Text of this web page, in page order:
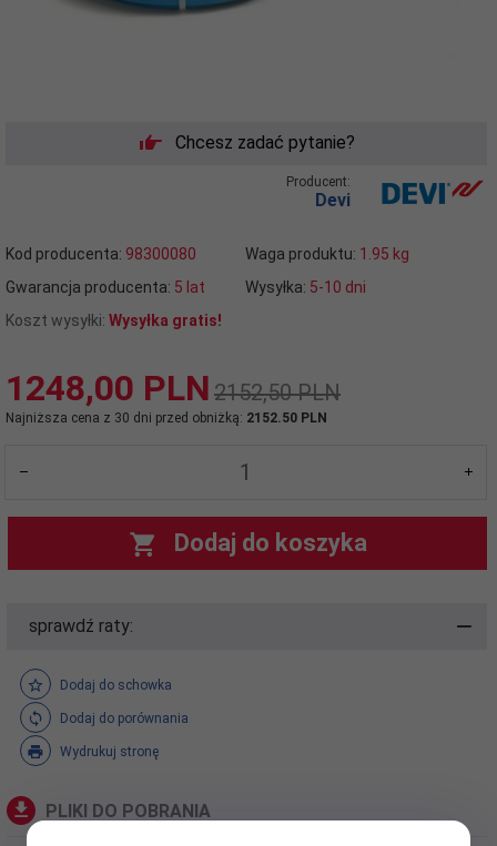
Chcesz zadać pytanie?
Producent:
Devi
Kod producenta: 98300080 Waga produktu: 1.95 kg
Gwarancja producenta: 5 lat Wysyłka: 5-10 dni
Koszt wysyłki: Wysyłka gratis!
1248,00 PLN 2152,50 PLN
Najniższa cena z 30 dni przed obniżką: 2152.50 PLN
Dodaj do koszyka
sprawdź raty:
Dodaj do schowka
Dodaj do porównania
Wydrukuj stronę
PLIKI DO POBRANIA